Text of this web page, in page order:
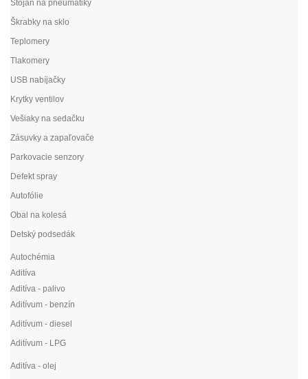
Stojan na pneumatiky
Škrabky na sklo
Teplomery
Tlakomery
USB nabíjačky
Krytky ventilov
Vešiaky na sedačku
Zásuvky a zapaľovače
Parkovacie senzory
Defekt spray
Autofólie
Obal na kolesá
Detský podsedák
Autochémia
Aditíva
Aditíva - palivo
Aditívum - benzín
Aditívum - diesel
Aditívum - LPG
Aditíva - olej